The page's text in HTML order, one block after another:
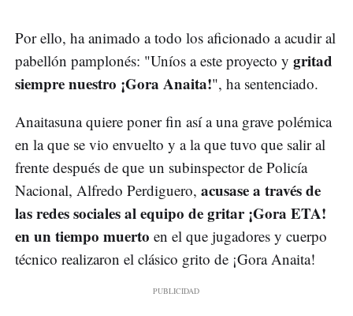
Por ello, ha animado a todo los aficionado a acudir al
pabellón pamplonés: "Uníos a este proyecto y gritad
siempre nuestro ¡Gora Anaita!", ha sentenciado.
Anaitasuna quiere poner fin así a una grave polémica
en la que se vio envuelto y a la que tuvo que salir al
frente después de que un subinspector de Policía
Nacional, Alfredo Perdiguero, acusase a través de
las redes sociales al equipo de gritar ¡Gora ETA!
en un tiempo muerto en el que jugadores y cuerpo
técnico realizaron el clásico grito de ¡Gora Anaita!